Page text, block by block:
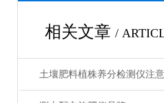
相关文章 /